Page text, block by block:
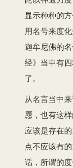
显示种种的
用名号来度
迦牟尼佛的
经》当中有
了。
从名言当中
愿，也有这
应该是存在
点不应该有
话，所谓的